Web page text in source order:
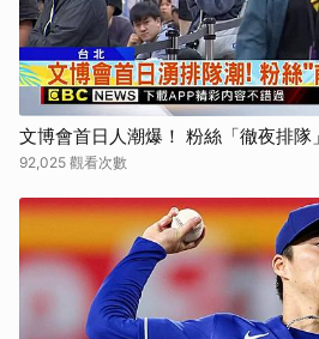
文博會首日人潮爆！ 粉絲「徹夜排隊
92,025 觀看次數